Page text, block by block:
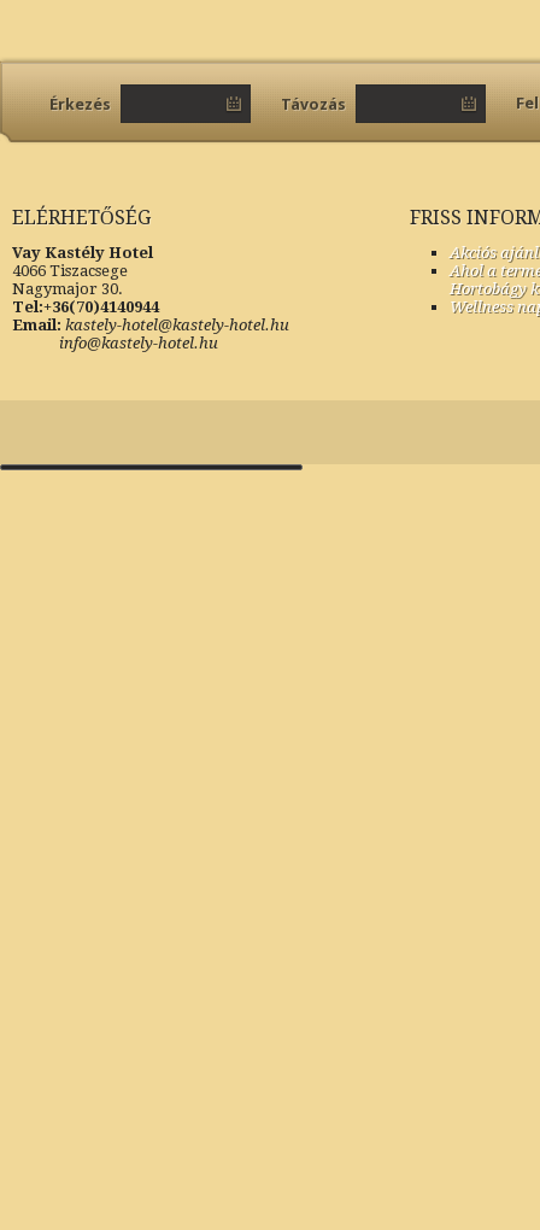
Érkezés Távozás
ELÉRHETŐSÉG
Vay Kastély Hotel
4066 Tiszacsege
Nagymajor 30.
Tel:+36(70)4140944
Email: kastely-hotel@kastely-hotel.hu
info@kastely-hotel.hu
FRISS
Akciós
Ahol a
Hortobágy
Wellness